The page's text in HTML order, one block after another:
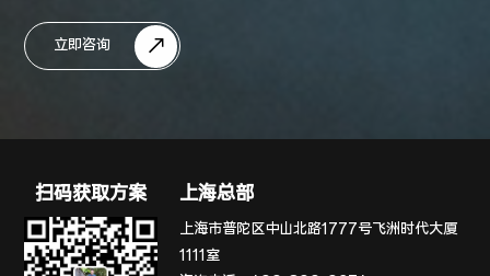
立即咨询
扫码获取方案 上海总部
上海市普陀区中山北路1777号飞洲时代大厦
1111室